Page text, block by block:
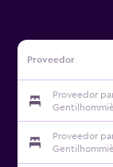
Proveedor
Proveedor
Dame
Proveedor
Dame